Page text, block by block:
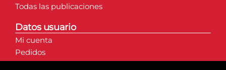
Todas las publicaciones
Datos usuario
Mi cuenta
Pedidos
Direcciones